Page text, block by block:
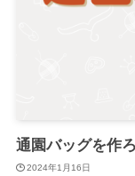
通園バッグを作
2024年1月16日